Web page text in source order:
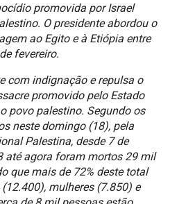
promovida por Israel
O presidente abordou o
ao Egito e à Etiópia entre
fevereiro.
com indignação e repulsa o
promovido pelo Estado
povo palestino. Segundo os
neste domingo (18), pela
Palestina, desde 7 de
até agora foram mortos 29 mil
que mais de 72% deste total
mulheres (7.850) e